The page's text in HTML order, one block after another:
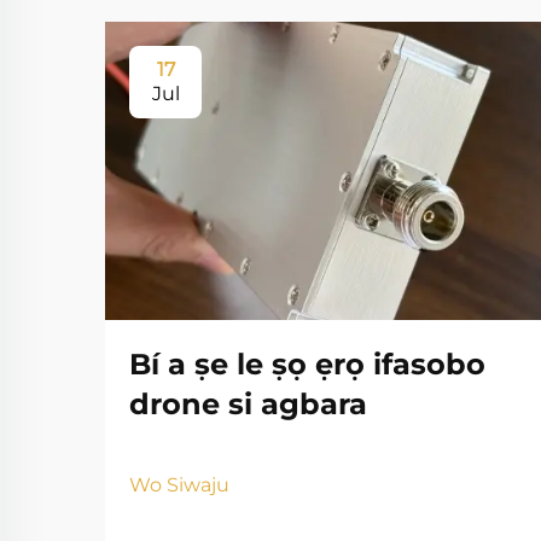
17
Jul
Bí a ṣe le ṣọ ẹrọ ifasobo
drone si agbara
Wo Siwaju